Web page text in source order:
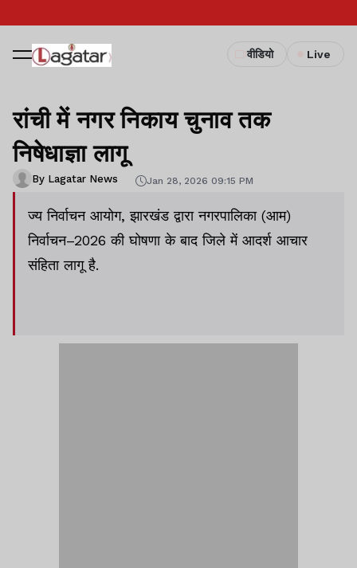
वीडियो Live
रांची में नगर निकाय चुनाव तक
निषेधाज्ञा लागू
By Lagatar News Jan 28, 2026 09:15 PM
ज्य निर्वाचन आयोग, झारखंड द्वारा नगरपालिका (आम)
निर्वाचन–2026 की घोषणा के बाद जिले में आदर्श आचार
संहिता लागू है.